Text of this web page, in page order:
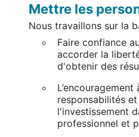
Mettre les
Nous travaillons sur la
Faire confiance
accorder la
d'obtenir des
responsabilités
l'investissement
professionnel et